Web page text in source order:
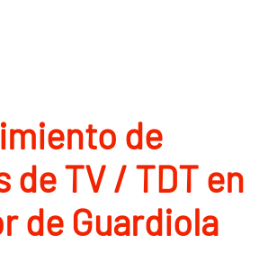
de
de TV / TDT en
de Guardiola